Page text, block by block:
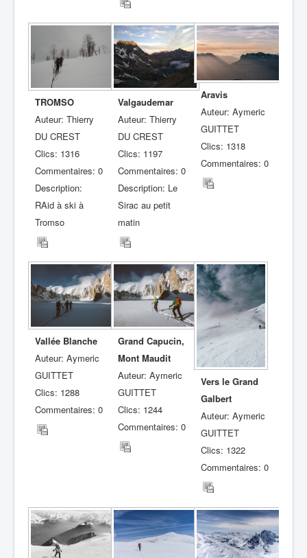
TROMSO
Auteur: Thierry
DU CREST
Clics: 1316
Commentaires: 0
Description:
RAid à ski à
Tromso
Valgaudemar
Auteur: Thierry
DU CREST
Clics: 1197
Commentaires: 0
Description: Le
Sirac au petit
matin
Aravis
Auteur: Aymeric
GUITTET
Clics: 1318
Commentaires: 0
Vallée Blanche
Auteur: Aymeric
GUITTET
Clics: 1288
Commentaires: 0
Grand Capucin,
Mont Maudit
Auteur: Aymeric
GUITTET
Clics: 1244
Commentaires: 0
Vers le Grand
Galbert
Auteur: Aymeric
GUITTET
Clics: 1322
Commentaires: 0